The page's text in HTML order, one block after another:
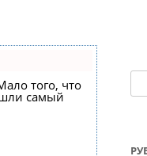
того, что
самый